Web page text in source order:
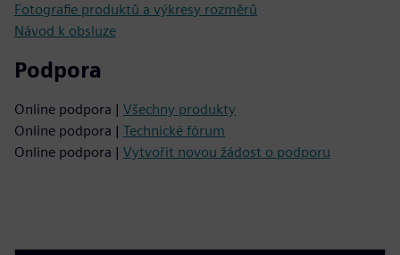
Fotografie produktů a výkresy rozměrů
Návod k obsluze
Podpora
Online podpora | Všechny produkty
Online podpora | Technické fórum
Online podpora | Vytvořit novou žádost o podporu